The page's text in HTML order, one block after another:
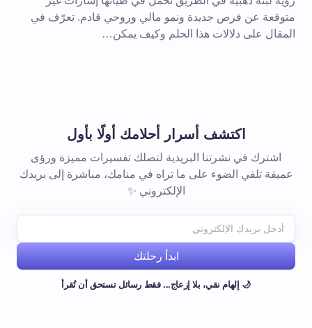
متوقعة عن فرص جديدة ونمو مالي وروحي قادم. تعرّف في
المقال على دلالات هذا الحلم وكيف يمكن…
اكتشف أسرار أحلامك أولًا بأول
اشترك في نشرتنا البريدية لتصلك تفسيرات مميزة ورؤى
عميقة تلقي الضوء على ما تراه في منامك، مباشرة إلى بريدك
الإلكتروني ✨
ابدأ رحلتك
🌙 إلهام نقي، بلا إزعاج... فقط رسائل تستحق أن تُقرأ